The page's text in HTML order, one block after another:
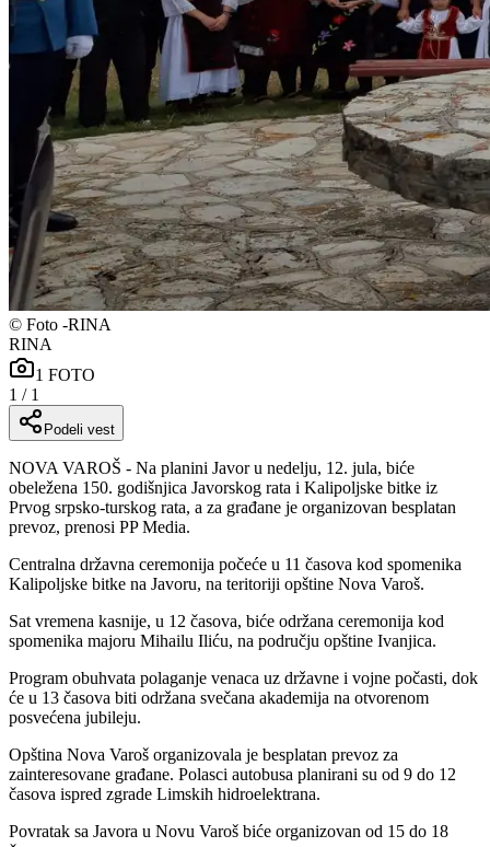
© Foto -RINA
RINA
1 FOTO
1 / 1
Podeli vest
NOVA VAROŠ - Na planini Javor u nedelju, 12. jula, biće
obeležena 150. godišnjica Javorskog rata i Kalipoljske bitke iz
Prvog srpsko-turskog rata, a za građane je organizovan besplatan
prevoz, prenosi PP Media.
Centralna državna ceremonija počeće u 11 časova kod spomenika
Kalipoljske bitke na Javoru, na teritoriji opštine Nova Varoš.
Sat vremena kasnije, u 12 časova, biće održana ceremonija kod
spomenika majoru Mihailu Iliću, na području opštine Ivanjica.
Program obuhvata polaganje venaca uz državne i vojne počasti, dok
će u 13 časova biti održana svečana akademija na otvorenom
posvećena jubileju.
Opština Nova Varoš organizovala je besplatan prevoz za
zainteresovane građane. Polasci autobusa planirani su od 9 do 12
časova ispred zgrade Limskih hidroelektrana.
Povratak sa Javora u Novu Varoš biće organizovan od 15 do 18